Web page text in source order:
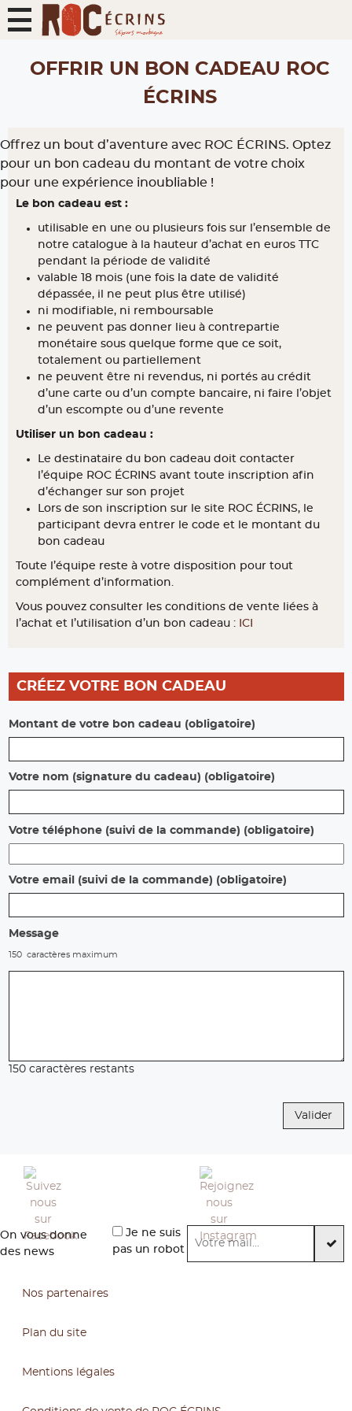
OFFRIR UN BON CADEAU ROC
ÉCRINS
Offrez un bout d’aventure avec ROC ÉCRINS. Optez
pour un bon cadeau du montant de votre choix
pour une expérience inoubliable !
Le bon cadeau est :
utilisable en une ou plusieurs fois sur l’ensemble de
notre catalogue à la hauteur d’achat en euros TTC
pendant la période de validité
valable 18 mois (une fois la date de validité
dépassée, il ne peut plus être utilisé)
ni modifiable, ni remboursable
ne peuvent pas donner lieu à contrepartie
monétaire sous quelque forme que ce soit,
totalement ou partiellement
ne peuvent être ni revendus, ni portés au crédit
d’une carte ou d’un compte bancaire, ni faire l’objet
d’un escompte ou d’une revente
Utiliser un bon cadeau :
Le destinataire du bon cadeau doit contacter
l’équipe ROC ÉCRINS avant toute inscription afin
d’échanger sur son projet
Lors de son inscription sur le site ROC ÉCRINS, le
participant devra entrer le code et le montant du
bon cadeau
Toute l’équipe reste à votre disposition pour tout
complément d’information.
Vous pouvez consulter les conditions de vente liées à
l’achat et l’utilisation d’un bon cadeau : ICI
CRÉEZ VOTRE BON CADEAU
Montant de votre bon cadeau (obligatoire)
Votre nom (signature du cadeau) (obligatoire)
Votre téléphone (suivi de la commande) (obligatoire)
Votre email (suivi de la commande) (obligatoire)
Message
150 caractères maximum
150caractères restants
Valider
On vous donne
des news
Je ne suis
pas un robot
Nos partenaires
Plan du site
Mentions légales